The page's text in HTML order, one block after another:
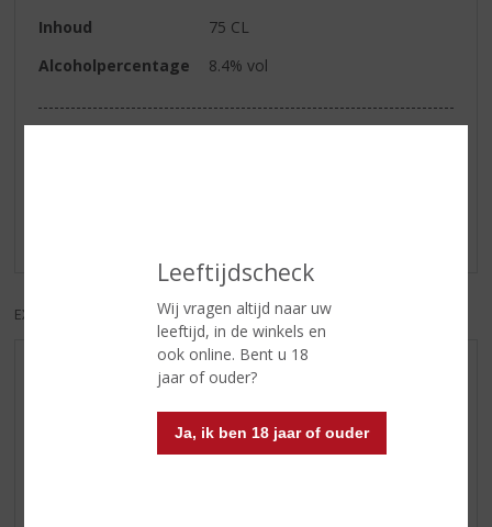
Leeftijdscheck
Wij vragen altijd naar uw
leeftijd, in de winkels en
ook online. Bent u 18
jaar of ouder?
Ja, ik ben 18 jaar of ouder
Inhoud
75 CL
Alcoholpercentage
8.4% vol
EXCL. BTW INCL. BTW
AANBIEDINGEN
NIEUWE BIEREN
NIEUWE WHISKY